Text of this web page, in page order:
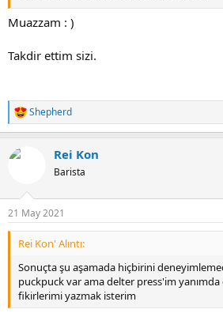
Ekli dosyayı görüntüle 12762
Take-away plastik bardaklardan kullandım,
,yanlardan hava akışı olsun diye kestiğim
Ekli dosyayı görüntüle 12764
Ekli dosyayı görüntüle 12763
Muazzam : )
Takdir ettim sizi.
T
e
k
Shepherd
Rei Kon
Barista
21 May 2021
Rei Kon' Alıntı:
Sonuçta şu aşamada hiçbirini
puckpuck var ama delter press'im
fikirlerimi yazmak isterim